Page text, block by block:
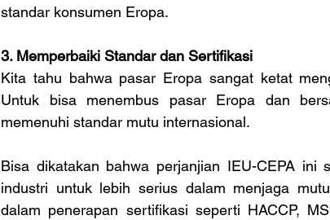
standar konsumen Eropa.
3. Memperbaiki Standar dan Sertifikasi
Kita tahu bahwa pasar Eropa sangat ketat
Untuk bisa menembus pasar Eropa dan
memenuhi standar mutu internasional.
Bisa dikatakan bahwa perjanjian IEU-CEPA ini
industri untuk lebih serius dalam menjaga
dalam penerapan sertifikasi seperti HACCP,